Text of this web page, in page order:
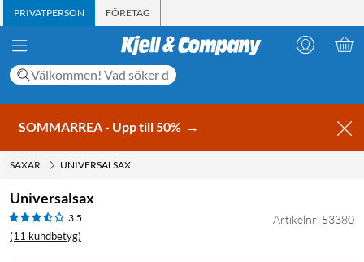
PRIVATPERSON FÖRETAG
SOMMARREA - Upp till 50% →
SAXAR UNIVERSALSAX
Universalsax
3.5
(11 kundbetyg)
Artikelnr: 53380